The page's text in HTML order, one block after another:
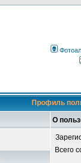
Профиль
О
Всего